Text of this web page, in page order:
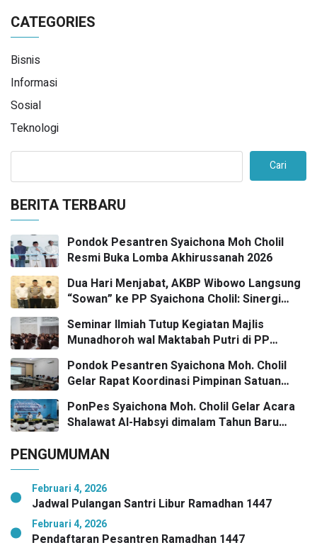
CATEGORIES
Bisnis
Informasi
Sosial
Teknologi
Cari
BERITA TERBARU
Pondok Pesantren Syaichona Moh Cholil
Resmi Buka Lomba Akhirussanah 2026
Dua Hari Menjabat, AKBP Wibowo Langsung
“Sowan” ke PP Syaichona Cholil: Sinergi
Kunci Bangkalan Madani
Seminar Ilmiah Tutup Kegiatan Majlis
Munadhoroh wal Maktabah Putri di PP
Pondok Pesantren Syaichona Moh. Cholil
Gelar Rapat Koordinasi Pimpinan Satuan
PonPes Syaichona Moh. Cholil Gelar Acara
Shalawat Al-Habsyi dimalam Tahun Baru
PENGUMUMAN
Februari 4, 2026
Jadwal Pulangan Santri Libur Ramadhan 1447
Februari 4, 2026
Pendaftaran Pesantren Ramadhan 1447